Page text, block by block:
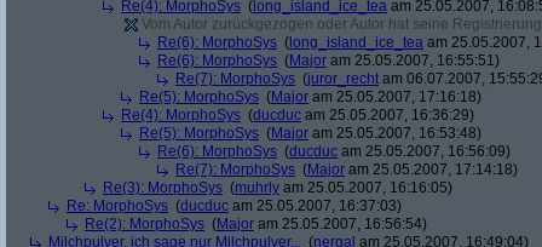
Re(4): MorphoSys ( long_island_ice_tea am 25.05.2007,
Vom Autor zurückgezogen oder Autor hat seine
Re(6): MorphoSys ( long_island_ice_tea am 25.05.2007,
Re(6): MorphoSys (Major am 25.05.2007, 16:55:51)
Re(7): MorphoSys (juror_recht am 06.07.2007,
Re(5): MorphoSys (Major am 25.05.2007, 17:16:18)
Re(4): MorphoSys (ducduc am 25.05.2007, 16:36:29)
Re(5): MorphoSys (Major am 25.05.2007, 16:53:48)
Re(6): MorphoSys (ducduc am 25.05.2007, 16:56:09)
Re(7): MorphoSys (Major am 25.05.2007, 17:14:18)
Re(3): MorphoSys (muhrly am 25.05.2007, 16:16:05)
Re: MorphoSys (ducduc am 25.05.2007, 16:37:03)
Re(2): MorphoSys (Major am 25.05.2007, 16:56:54)
Milchpulver, ich sage nur Milchpulver... (nergal am 25.05.2007, 16:49:04)